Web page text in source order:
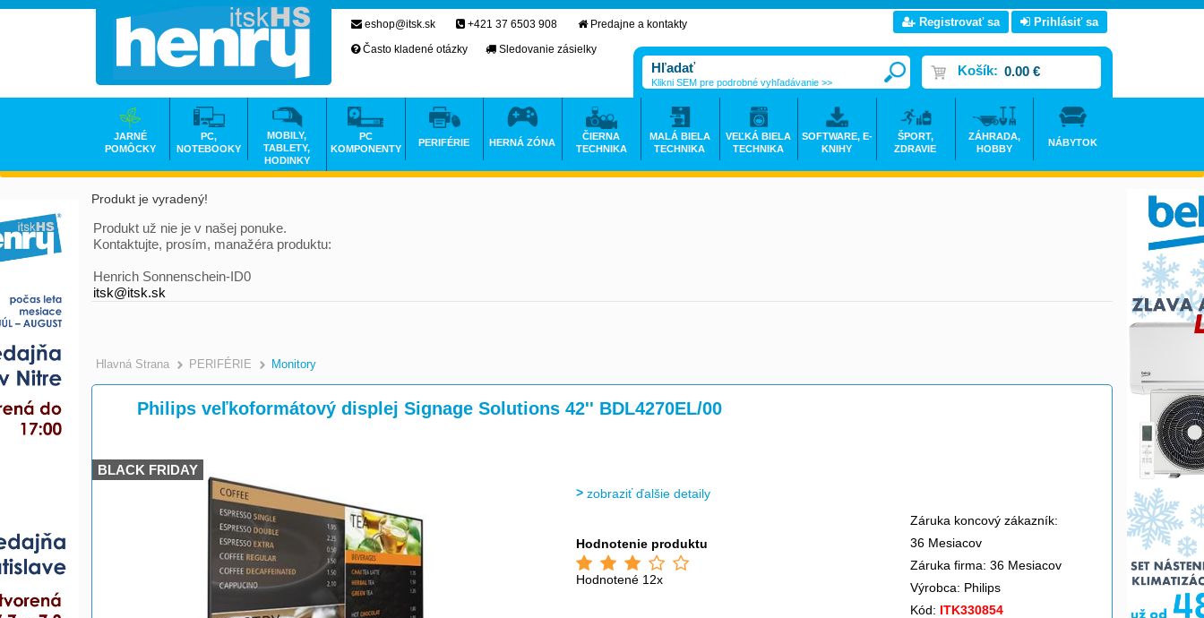
Produkt je vyradený!
Produkt už nie je v našej ponuke.
Kontaktujte, prosím, manažéra produktu:
Henrich Sonnenschein-ID0
itsk@itsk.sk
Hlavná Strana >
PERIFÉRIE >
Monitory
Philips veľkoformátový displej Signage Solutions 42'' BDL4270EL/00
BLACK FRIDAY
zobraziť ďalšie detaily
Hodnotenie produktu
Hodnotené 12x
Záruka koncový zákazník:
36 Mesiacov
Záruka firma: 36 Mesiacov
Výrobca: Philips
Kód: ITK330854
eshop@itsk.sk +421 37 6503 908
Predajne a kontakty
Často kladené otázky
Sledovanie zásielky
Registrovať sa Prihlásiť sa
Košík: 0.00 €
Klikni SEM pre podrobné vyhľadávanie >>
JARNÉ
POMÔCKY
PC,
NOTEBOOKY
MOBILY,
TABLETY,
HODINKY
PC
KOMPONENTY
PERIFÉRIE HERNÁ ZÓNA
ČIERNA
TECHNIKA
MALÁ BIELA
TECHNIKA
VEĽKÁ BIELA
TECHNIKA
SOFTWARE, E-
KNIHY
ŠPORT,
ZDRAVIE
ZÁHRADA,
HOBBY
NÁBYTOK